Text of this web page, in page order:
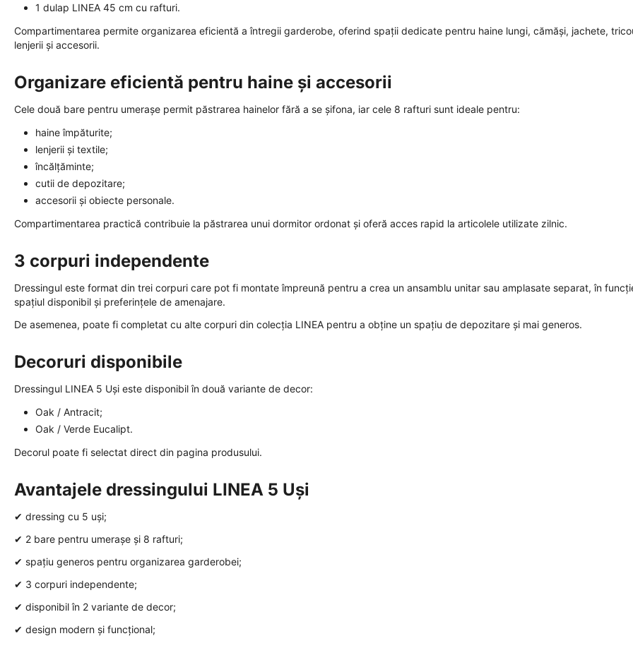
1 dulap LINEA 45 cm cu rafturi.
Compartimentarea permite organizarea eficientă a întregii garderobe, oferind spații dedicate pentru haine lungi, cămăși, jachete,
lenjerii și accesorii.
Organizare eficientă pentru haine și accesorii
Cele două bare pentru umerașe permit păstrarea hainelor fără a se șifona, iar cele 8 rafturi sunt ideale pentru:
haine împăturite;
lenjerii și textile;
încălțăminte;
cutii de depozitare;
accesorii și obiecte personale.
Compartimentarea practică contribuie la păstrarea unui dormitor ordonat și oferă acces rapid la articolele utilizate zilnic.
3 corpuri independente
Dressingul este format din trei corpuri care pot fi montate împreună pentru a crea un ansamblu unitar sau amplasate separat, în
spațiul disponibil și preferințele de amenajare.
De asemenea, poate fi completat cu alte corpuri din colecția LINEA pentru a obține un spațiu de depozitare și mai generos.
Decoruri disponibile
Dressingul LINEA 5 Uși este disponibil în două variante de decor:
Oak / Antracit;
Oak / Verde Eucalipt.
Decorul poate fi selectat direct din pagina produsului.
Avantajele dressingului LINEA 5 Uși
✔ dressing cu 5 uși;
✔ 2 bare pentru umerașe și 8 rafturi;
✔ spațiu generos pentru organizarea garderobei;
✔ 3 corpuri independente;
✔ disponibil în 2 variante de decor;
✔ design modern și funcțional;